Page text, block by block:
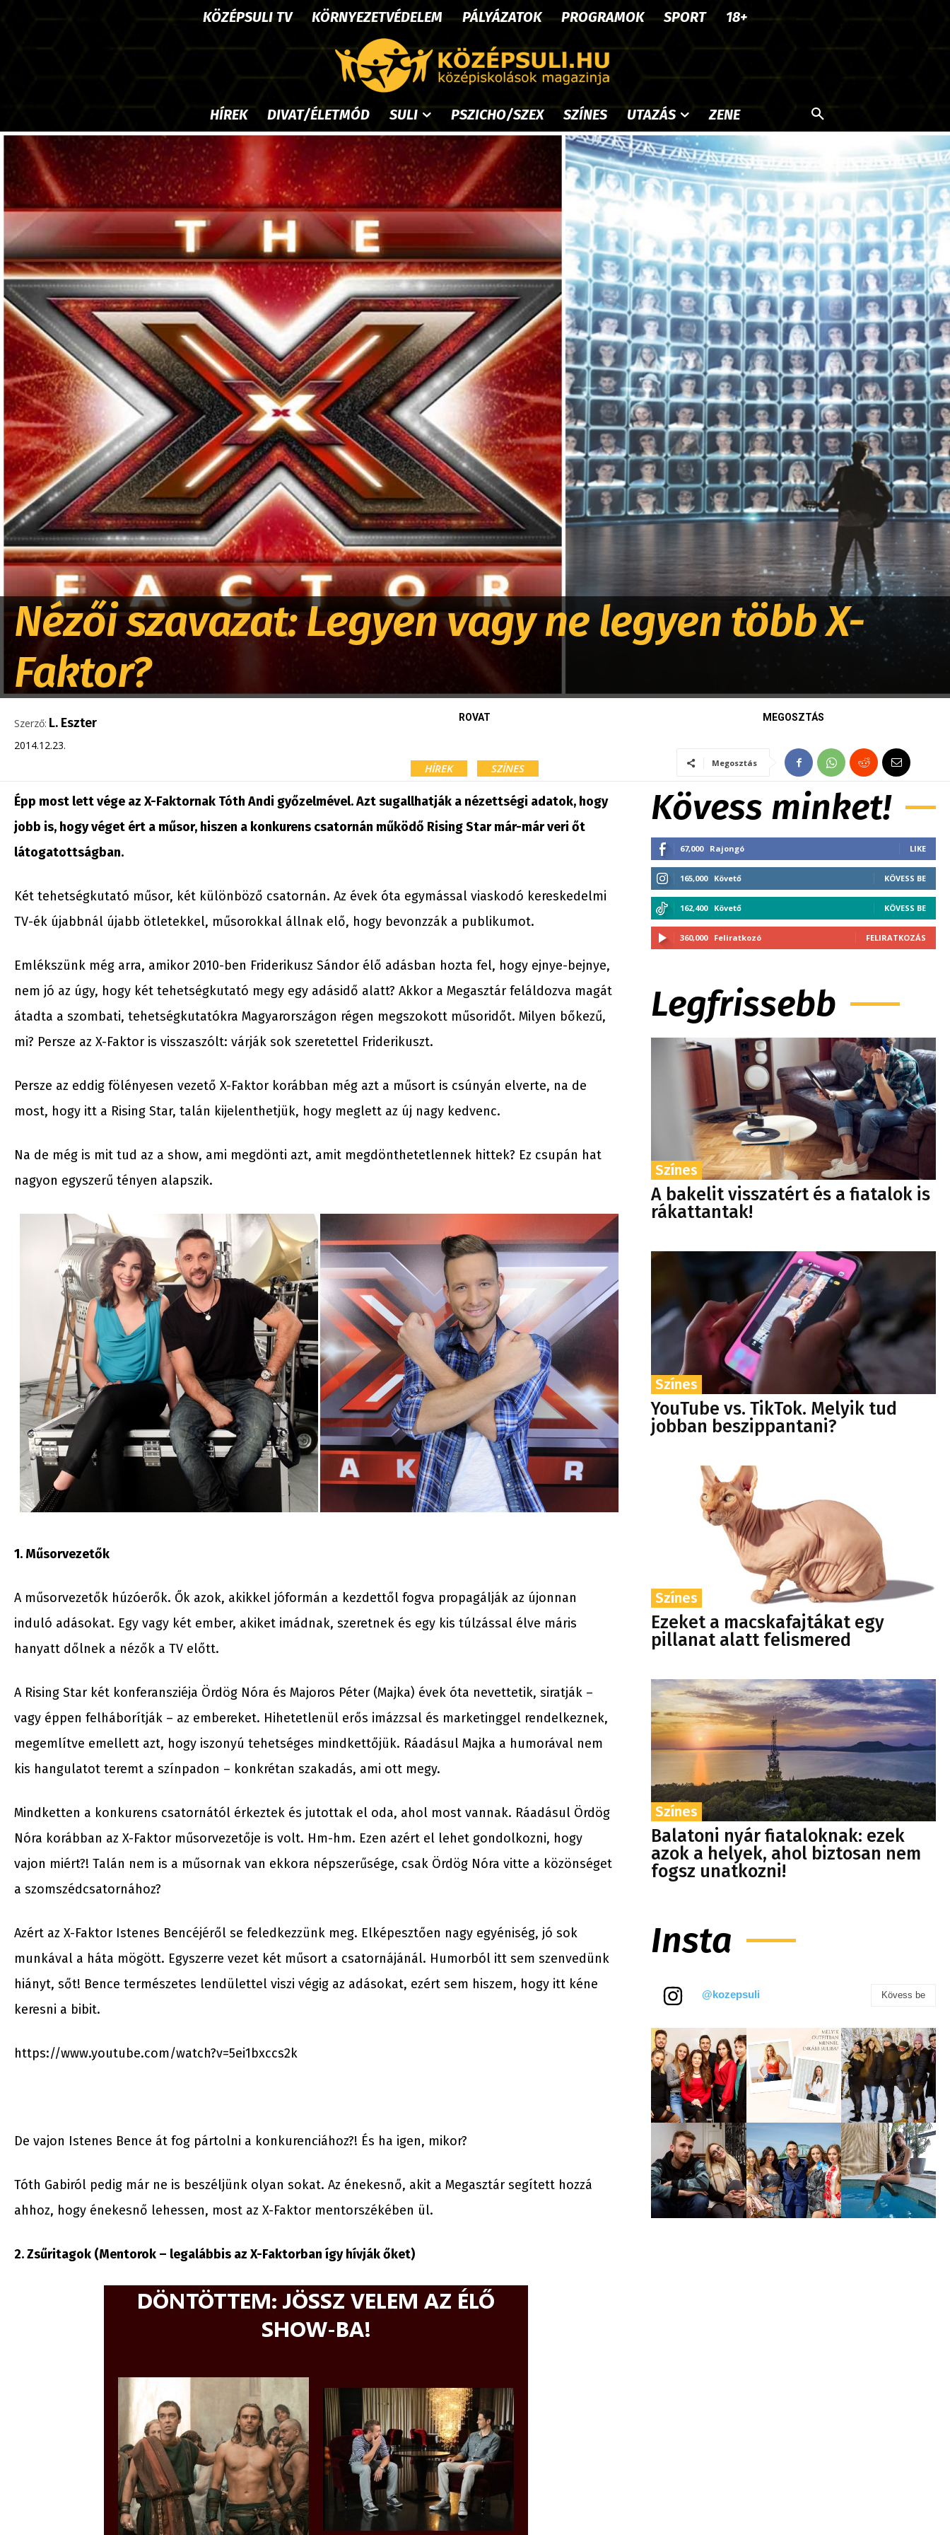
KÖZÉPSULI TV KÖRNYEZETVÉDELEM PÁLYÁZATOK PROGRAMOK SPORT 18+
HÍREK DIVAT/ÉLETMÓD SULI PSZICHO/SZEX SZÍNES UTAZÁS ZENE
Nézői szavazat: Legyen vagy ne legyen több X-
Faktor?
Szerző: L. Eszter
2014.12.23.
ROVAT
HÍREK SZÍNES
MEGOSZTÁS
Megosztás
Épp most lett vége az X-Faktornak Tóth Andi győzelmével. Azt sugallhatják a nézettségi adatok, hogy
jobb is, hogy véget ért a műsor, hiszen a konkurens csatornán működő Rising Star már-már veri őt
látogatottságban.
Két tehetségkutató műsor, két különböző csatornán. Az évek óta egymással viaskodó kereskedelmi
TV-ék újabbnál újabb ötletekkel, műsorokkal állnak elő, hogy bevonzzák a publikumot.
Emlékszünk még arra, amikor 2010-ben Friderikusz Sándor élő adásban hozta fel, hogy ejnye-bejnye,
nem jó az úgy, hogy két tehetségkutató megy egy adásidő alatt? Akkor a Megasztár feláldozva magát
átadta a szombati, tehetségkutatókra Magyarországon régen megszokott műsoridőt. Milyen bőkezű,
mi? Persze az X-Faktor is visszaszólt: várják sok szeretettel Friderikuszt.
Persze az eddig fölényesen vezető X-Faktor korábban még azt a műsort is csúnyán elverte, na de
most, hogy itt a Rising Star, talán kijelenthetjük, hogy meglett az új nagy kedvenc.
Na de még is mit tud az a show, ami megdönti azt, amit megdönthetetlennek hittek? Ez csupán hat
nagyon egyszerű tényen alapszik.
1. Műsorvezetők
A műsorvezetők húzóerők. Ők azok, akikkel jóformán a kezdettől fogva propagálják az újonnan
induló adásokat. Egy vagy két ember, akiket imádnak, szeretnek és egy kis túlzással élve máris
hanyatt dőlnek a nézők a TV előtt.
A Rising Star két konferansziéja Ördög Nóra és Majoros Péter (Majka) évek óta nevettetik, siratják –
vagy éppen felháborítják – az embereket. Hihetetlenül erős imázzsal és marketinggel rendelkeznek,
megemlítve emellett azt, hogy iszonyú tehetséges mindkettőjük. Ráadásul Majka a humorával nem
kis hangulatot teremt a színpadon – konkrétan szakadás, ami ott megy.
Mindketten a konkurens csatornától érkeztek és jutottak el oda, ahol most vannak. Ráadásul Ördög
Nóra korábban az X-Faktor műsorvezetője is volt. Hm-hm. Ezen azért el lehet gondolkozni, hogy
vajon miért?! Talán nem is a műsornak van ekkora népszerűsége, csak Ördög Nóra vitte a közönséget
a szomszédcsatornához?
Azért az X-Faktor Istenes Bencéjéről se feledkezzünk meg. Elképesztően nagy egyéniség, jó sok
munkával a háta mögött. Egyszerre vezet két műsort a csatornájánál. Humorból itt sem szenvedünk
hiányt, sőt! Bence természetes lendülettel viszi végig az adásokat, ezért sem hiszem, hogy itt kéne
keresni a bibit.
https://www.youtube.com/watch?v=5ei1bxccs2k
De vajon Istenes Bence át fog pártolni a konkurenciához?! És ha igen, mikor?
Tóth Gabiról pedig már ne is beszéljünk olyan sokat. Az énekesnő, akit a Megasztár segített hozzá
ahhoz, hogy énekesnő lehessen, most az X-Faktor mentorszékében ül.
2. Zsűritagok (Mentorok – legalábbis az X-Faktorban így hívják őket)
Kövess minket!
67,000 Rajongó LIKE
165,000 Követő KÖVESS BE
162,400 Követő KÖVESS BE
360,000 Feliratkozó FELIRATKOZÁS
Legfrissebb
Színes
A bakelit visszatért és a fiatalok is
rákattantak!
Színes
YouTube vs. TikTok. Melyik tud
jobban beszippantani?
Színes
Ezeket a macskafajtákat egy
pillanat alatt felismered
Színes
Balatoni nyár fiataloknak: ezek
azok a helyek, ahol biztosan nem
fogsz unatkozni!
Insta
@kozepsuli Kövess be